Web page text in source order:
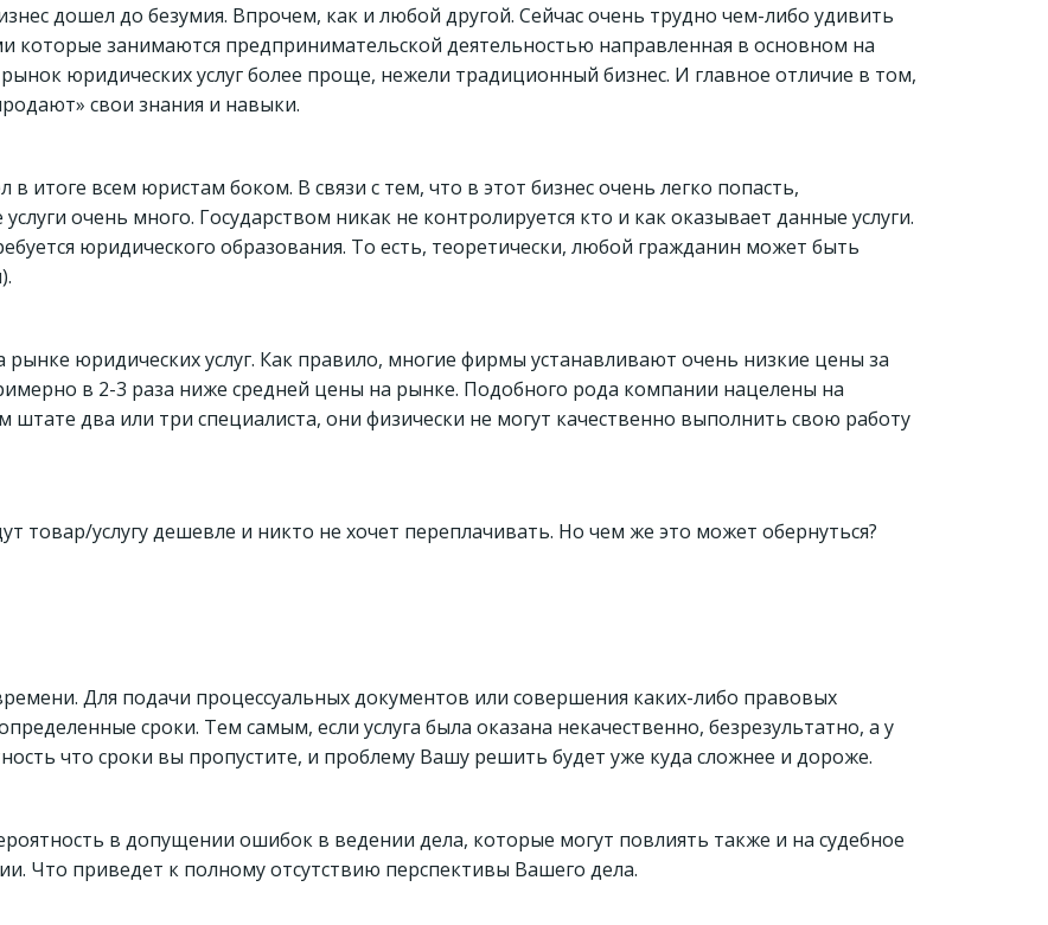
дошел до безумия. Впрочем, как и любой другой. Сейчас очень трудно чем-либо удивить
которые занимаются предпринимательской деятельностью направленная в основном на
юридических услуг более проще, нежели традиционный бизнес. И главное отличие в том,
свои знания и навыки.
итоге всем юристам боком. В связи с тем, что в этот бизнес очень легко попасть,
очень много. Государством никак не контролируется кто и как оказывает данные услуги.
юридического образования. То есть, теоретически, любой гражданин может быть
юридических услуг. Как правило, многие фирмы устанавливают очень низкие цены за
в 2-3 раза ниже средней цены на рынке. Подобного рода компании нацелены на
два или три специалиста, они физически не могут качественно выполнить свою работу
товар/услугу дешевле и никто не хочет переплачивать. Но чем же это может обернуться?
Для подачи процессуальных документов или совершения каких-либо правовых
сроки. Тем самым, если услуга была оказана некачественно, безрезультатно, а у
что сроки вы пропустите, и проблему Вашу решить будет уже куда сложнее и дороже.
в допущении ошибок в ведении дела, которые могут повлиять также и на судебное
Что приведет к полному отсутствию перспективы Вашего дела.